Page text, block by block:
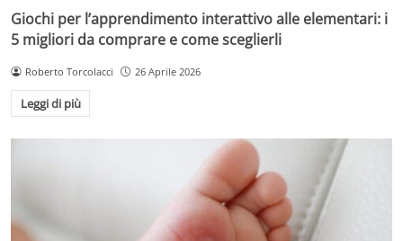
Giochi per l’apprendimento interattivo alle elementari: i
5 migliori da comprare e come sceglierli
Roberto Torcolacci 26 Aprile 2026
Leggi di più